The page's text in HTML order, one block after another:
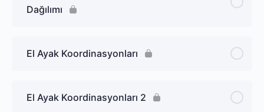
Dağılımı
El Ayak Koordinasyonları
El Ayak Koordinasyonları 2